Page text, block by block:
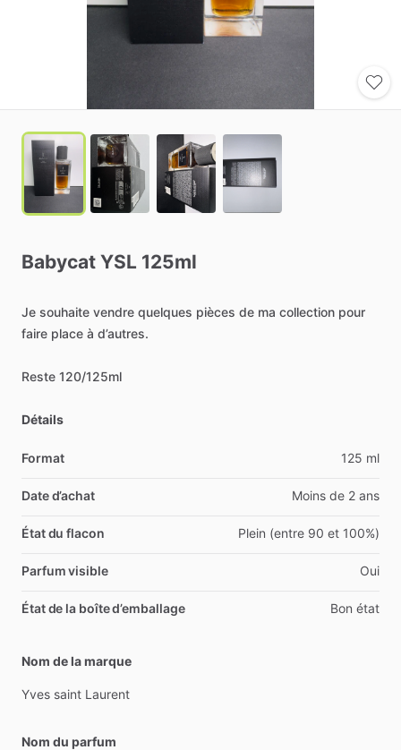
Babycat YSL 125ml
Je souhaite vendre quelques pièces de ma collection pour
faire place à d’autres.
Reste 120​/​125ml
Détails
Format 125 ml
Date d’achat Moins de 2 ans
État du flacon Plein (entre 90 et 100%)
Parfum visible Oui
État de la boîte d’emballage Bon état
Nom de la marque
Yves saint Laurent
Nom du parfum